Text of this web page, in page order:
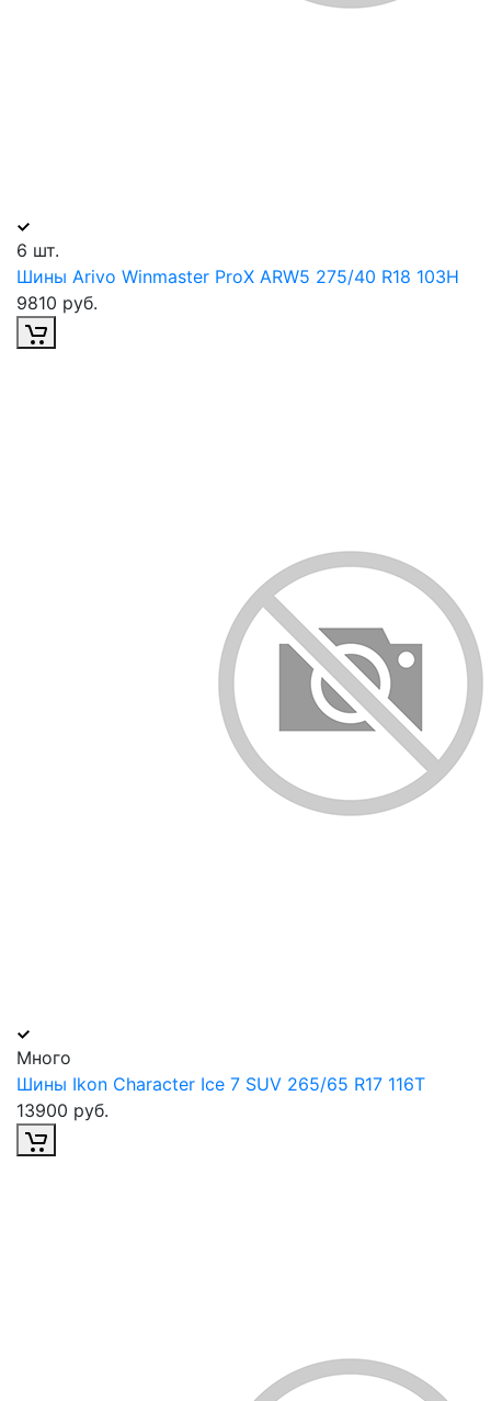
6 шт.
Шины Arivo Winmaster ProX ARW5 275/40 R18 103H
9810 руб.
Много
Шины Ikon Character Ice 7 SUV 265/65 R17 116T
13900 руб.